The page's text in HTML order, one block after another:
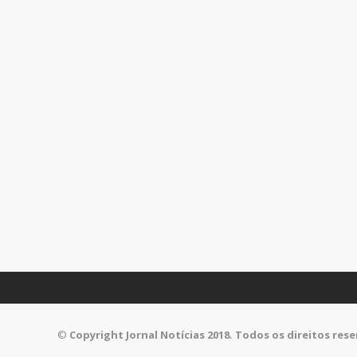
© Copyright Jornal Notícias 2018. Todos os direitos